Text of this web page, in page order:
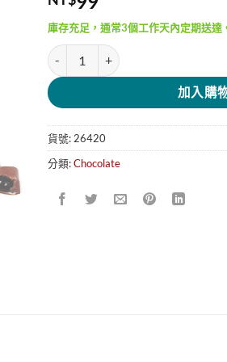
庫存充足，通常3個工作天內定期送達
📣現貨 2023/07/02 Pocket Coffee
加入購
貨號: 26420
分類:Chocolate